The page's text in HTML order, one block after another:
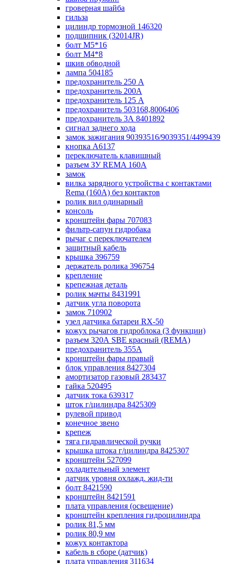
гроверная шайба
гильза
цилиндр тормозной 146320
подшипник (32014JR)
болт М5*16
болт М4*8
шкив обводной
лампа 504185
предохранитель 250 А
предохранитель 200А
предохранитель 125 А
предохранитель 503168,8006406
предохранитель 3А 8401892
сигнал заднего хода
замок зажигания 90393516/9039351/4499439
кнопка А6137
переключатель клавишный
разъем ЗУ REMA 160А
замок
вилка зарядного устройства с контактами
Rema (160А) без контактов
ролик вил одинарный
консоль
кронштейн фары 707083
фильтр-сапун гидробака
рычаг с переключателем
защитный кабель
крышка 396759
держатель ролика 396754
крепление
крепежная деталь
ролик мачты 8431991
датчик угла поворота
замок 710902
узел датчика батареи RX-50
кожух рычагов гидроблока (3 функции)
разъем 320А SBE красный (REMA)
предохранитель 355А
кронштейн фары правый
блок управления 8427304
амортизатор газовый 283437
гайка 520495
датчик тока 639317
шток г/цилиндра 8425309
рулевой привод
конечное звено
крепеж
тяга гидравлической ручки
крышка штока г/цилиндра 8425307
кронштейн 527099
охладительный элемент
датчик уровня охлажд. жид-ти
болт 8421590
кронштейн 8421591
плата управления (освещение)
кронштейн крепления гидроцилиндра
ролик 81,5 мм
ролик 80,9 мм
кожух контактора
кабель в сборе (датчик)
плата управления 311634